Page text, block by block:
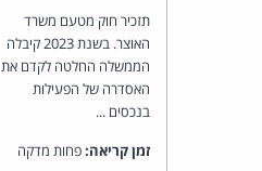
תזכיר חוק מטעם משרד
האוצר. בשנת 2023 קיבלה
הממשלה החלטה לקדם את
האסדרה של הפעילות
בנכסים ...
זמן קריאה:פחות מדקה